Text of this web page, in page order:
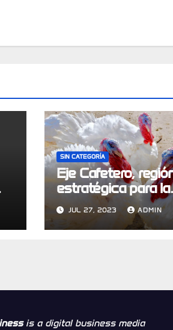
SIN CATEGORÍA
Eje Cafetero,
estratégica para la
producción de
Colombia
JUL 27, 2023 ADMIN
is a digital business media